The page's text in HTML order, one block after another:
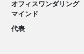
オフィスワンダリング
マインド
代表